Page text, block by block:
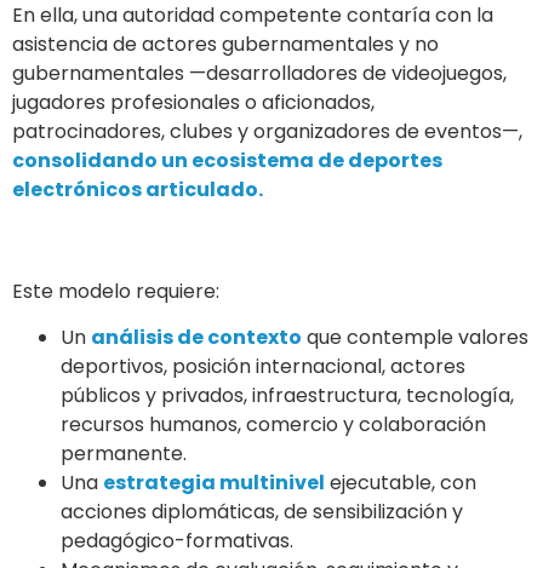
En ella, una autoridad competente contaría con la
asistencia de actores gubernamentales y no
gubernamentales —desarrolladores de videojuegos,
jugadores profesionales o aficionados,
patrocinadores, clubes y organizadores de eventos—,
consolidando un ecosistema de deportes
electrónicos articulado.
Este modelo requiere:
Un análisis de contexto que contemple valores
deportivos, posición internacional, actores
públicos y privados, infraestructura, tecnología,
recursos humanos, comercio y colaboración
permanente.
Una estrategia multinivel ejecutable, con
acciones diplomáticas, de sensibilización y
pedagógico-formativas.